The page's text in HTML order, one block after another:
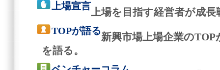
上場宣言
上場を目指す経営者が成
TOPが語る
新興市場上場企業の
を語る。